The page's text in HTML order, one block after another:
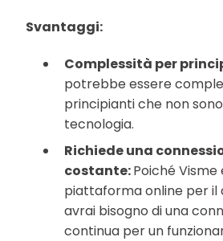
Svantaggi:
Complessità per
potrebbe essere
principianti che non
tecnologia.
Richiede una
costante:Poiché Visme
piattaforma online per il
avrai bisogno di una
continua per un